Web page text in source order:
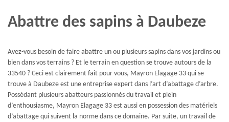
Abattre des sapins à Daubeze
Avez-vous besoin de faire abattre un ou plusieurs sapins dans vos jardins ou
bien dans vos terrains ? Et le terrain en question se trouve autours de la
33540 ? Ceci est clairement fait pour vous, Mayron Elagage 33 qui se
trouve à Daubeze est une entreprise expert dans l’art d’abattage d’arbre.
Possédant plusieurs abatteurs passionnés du travail et plein
d’enthousiasme, Mayron Elagage 33 est aussi en possession des matériels
d’abattage qui suivent la norme dans ce domaine. Par suite, un travail de